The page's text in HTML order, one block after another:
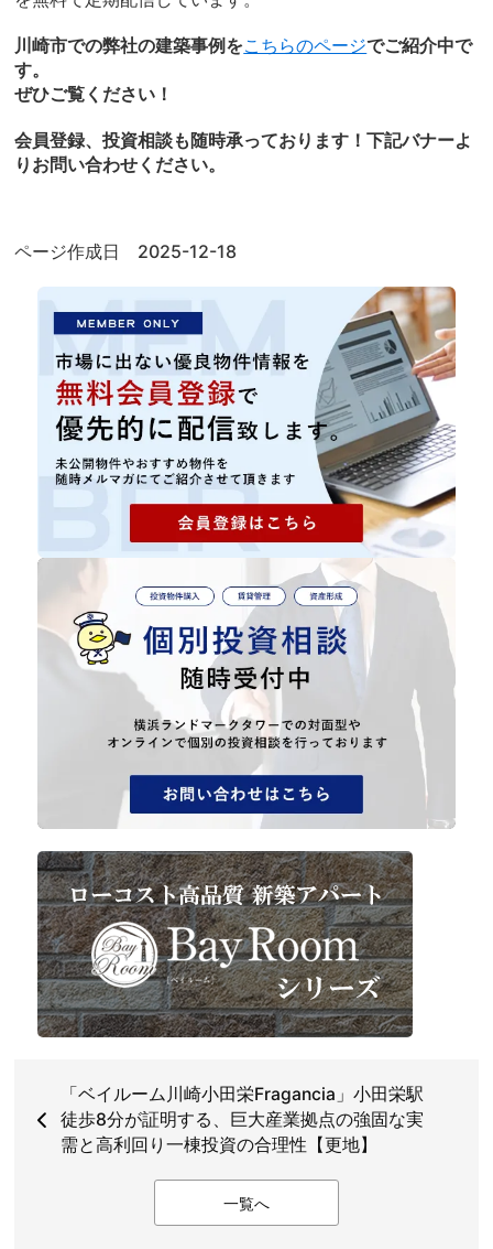
川崎市での弊社の建築事例をこちらのページでご紹介中で
す。
ぜひご覧ください！
会員登録、投資相談も随時承っております！下記バナーよ
りお問い合わせください。
ページ作成日 2025-12-18
「ベイルーム川崎小田栄Fragancia」小田栄駅
徒歩8分が証明する、巨大産業拠点の強固な実
需と高利回り一棟投資の合理性【更地】
一覧へ